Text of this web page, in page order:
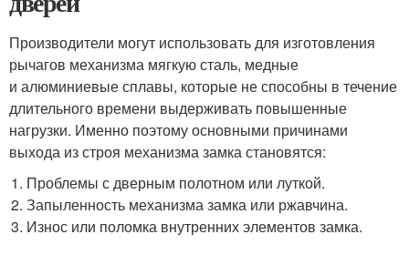
Производители могут использовать для изготовления
рычагов механизма мягкую сталь, медные
и алюминиевые сплавы, которые не способны в течение
длительного времени выдерживать повышенные
нагрузки. Именно поэтому основными причинами
выхода из строя механизма замка становятся:
Проблемы с дверным полотном или луткой.
Запыленность механизма замка или ржавчина.
Износ или поломка внутренних элементов замка.